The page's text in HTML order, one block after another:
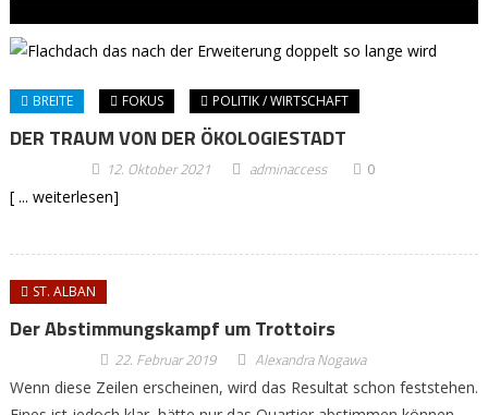
BREITE FOKUS POLITIK / WIRTSCHAFT
DER TRAUM VON DER ÖKOLOGIESTADT
12. Oktober 2021 adminaccess 0
[ ... weiterlesen]
ST. ALBAN
Der Abstimmungskampf um Trottoirs
22. Februar 2019 Alexandra Nogawa
Wenn diese Zeilen erscheinen, wird das Resultat schon feststehen.